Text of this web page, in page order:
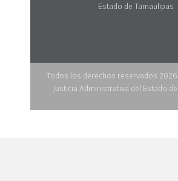
Estado de Tamaulipas
Todos los derechos reservados
Justicia Administrativa del Estado